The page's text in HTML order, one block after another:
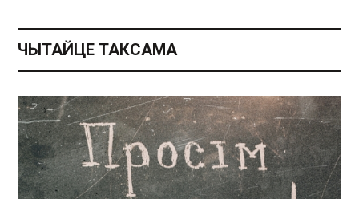
ЧЫТАЙЦЕ ТАКСАМА